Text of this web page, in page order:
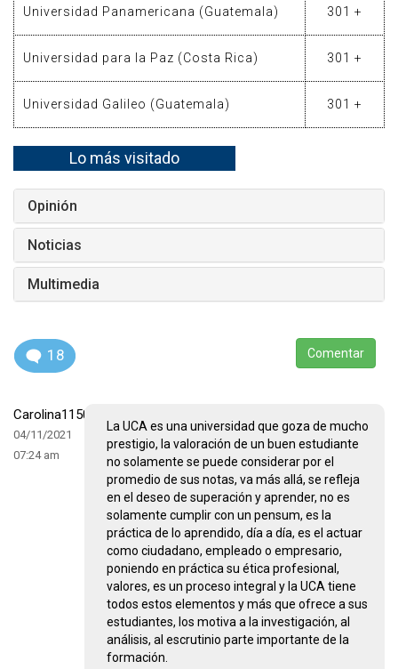
Universidad Panamericana (Guatemala) 301 +
Universidad para la Paz (Costa Rica) 301 +
Universidad Galileo (Guatemala) 301 +
Lo más visitado
Opinión
Noticias
Multimedia
18 Comentar
Carolina1150213102
04/11/2021
07:24 am
La UCA es una universidad que goza de mucho
prestigio, la valoración de un buen estudiante
no solamente se puede considerar por el
promedio de sus notas, va más allá, se refleja
en el deseo de superación y aprender, no es
solamente cumplir con un pensum, es la
práctica de lo aprendido, día a día, es el actuar
como ciudadano, empleado o empresario,
poniendo en práctica su ética profesional,
valores, es un proceso integral y la UCA tiene
todos estos elementos y más que ofrece a sus
estudiantes, los motiva a la investigación, al
análisis, al escrutinio parte importante de la
formación.